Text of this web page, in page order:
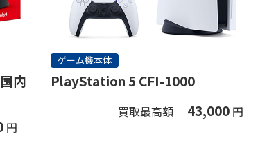
内
円
ゲーム機本体
PlayStation 5 CFI-1000
買取最高額 43,000 円